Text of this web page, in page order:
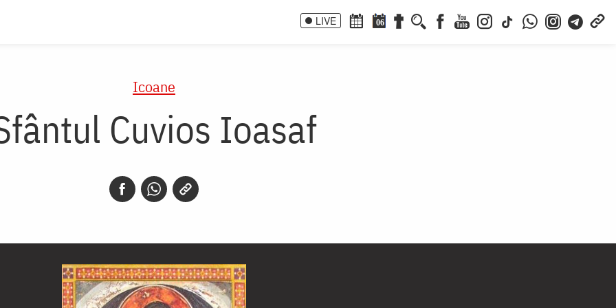
LIVE 06
Icoane
Cuvios Ioasaf